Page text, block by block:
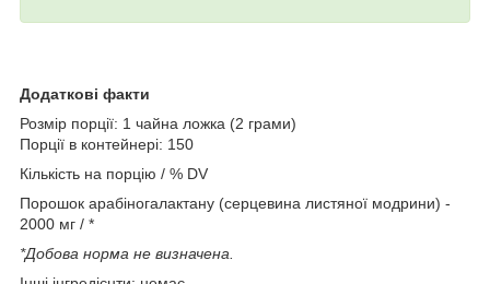
Додаткові факти
Розмір порції: 1 чайна ложка (2 грами)
Порції в контейнері: 150
Кількість на порцію / % DV
Порошок арабіногалактану (серцевина листяної модрини) -
2000 мг / *
*Добова норма не визначена.